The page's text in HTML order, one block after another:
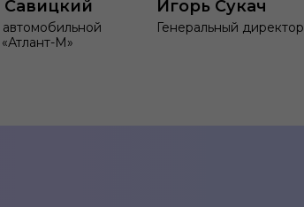
Савицкий
М»
Игорь Сукач
Генеральный директор